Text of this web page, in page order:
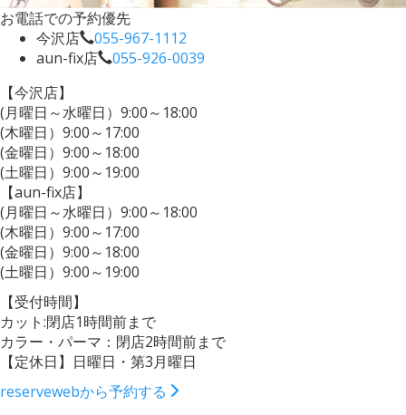
お電話での予約優先
今沢店
055-967-1112
aun-fix店
055-926-0039
【今沢店】
(月曜日～水曜日）9:00～18:00
(木曜日）9:00～17:00
(金曜日）9:00～18:00
(土曜日）9:00～19:00
【aun-fix店】
(月曜日～水曜日）9:00～18:00
(木曜日）9:00～17:00
(金曜日）9:00～18:00
(土曜日）9:00～19:00
【受付時間】
カット:閉店1時間前まで
カラー・パーマ：閉店2時間前まで
【定休日】日曜日・第3月曜日
reservewebから予約する